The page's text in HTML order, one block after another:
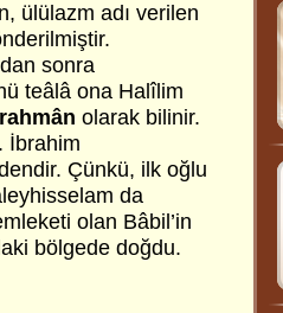
ülülazm adı verilen
sonra
teâlâ ona Halîlim
olarak bilinir.
İbrahim
Çünkü, ilk oğlu
da
olan Bâbil’in
bölgede doğdu.